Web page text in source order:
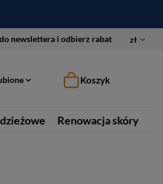
newslettera i odbierz rabat zł
Koszyk
Renowacja skóry